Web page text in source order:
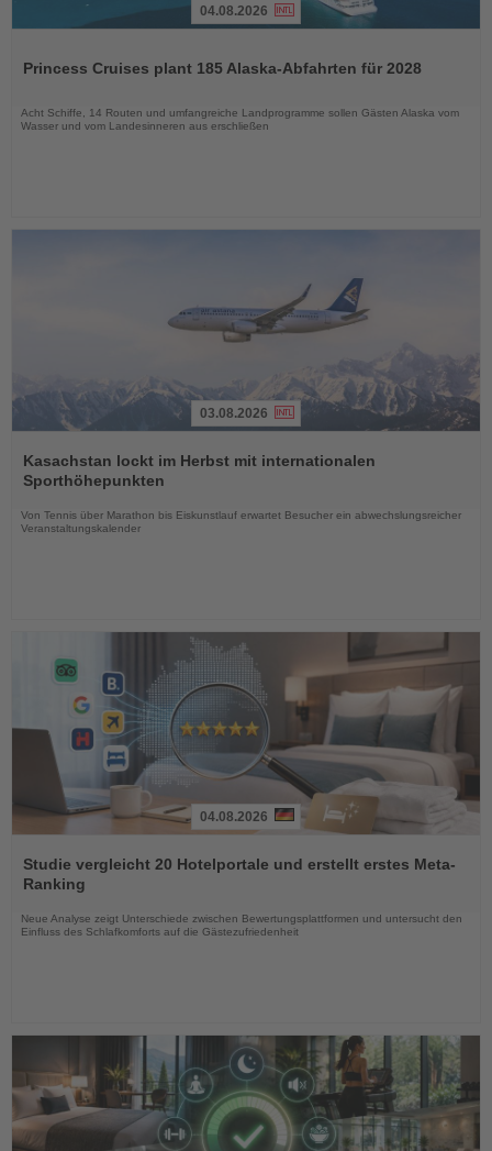
die
04.08.2026
Princess Cruises plant 185 Alaska-Abfahrten für 2028
Acht Schiffe, 14 Routen und umfangreiche Landprogramme sollen Gästen Alaska vom
Wasser und vom Landesinneren aus erschließen
Sie
die
Nachrichten
03.08.2026
Kasachstan lockt im Herbst mit internationalen
Sporthöhepunkten
Von Tennis über Marathon bis Eiskunstlauf erwartet Besucher ein abwechslungsreicher
Veranstaltungskalender
Sie
die
Nachrichten
04.08.2026
Studie vergleicht 20 Hotelportale und erstellt erstes Meta-
Ranking
Neue Analyse zeigt Unterschiede zwischen Bewertungsplattformen und untersucht den
Einfluss des Schlafkomforts auf die Gästezufriedenheit